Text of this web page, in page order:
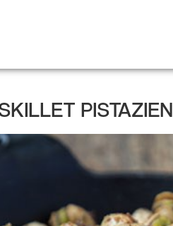
PISTAZIEN